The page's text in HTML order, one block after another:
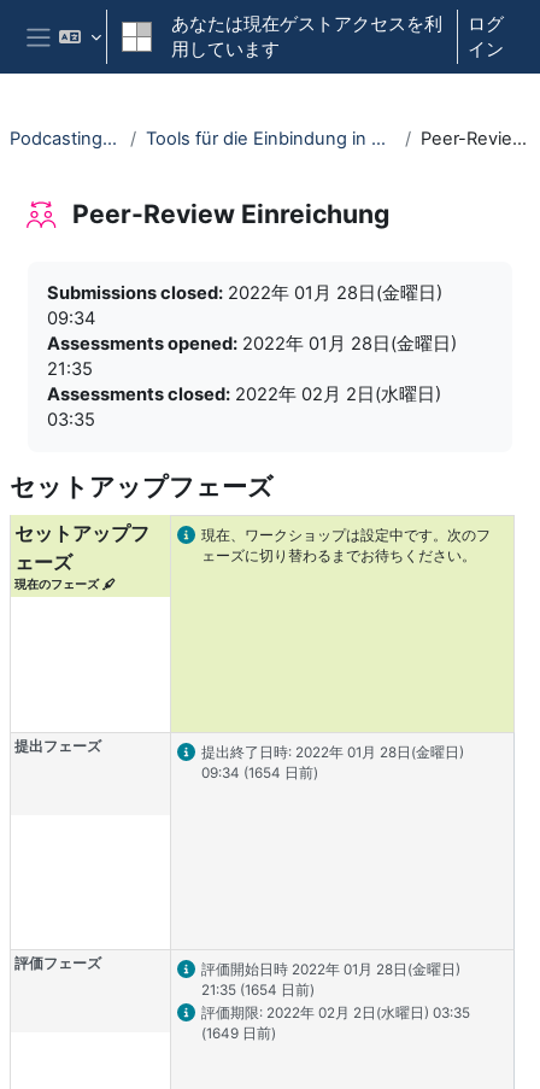
メインコンテンツへスキップする
サイドパネル
あなたは現在ゲストアクセスを利
用しています
ログ
イン
Podcasting in der Lehre Tools für die Einbindung in die digitale oder Hybridlehre Peer-Review Einreichung
Peer-Review Einreichung
Submissions closed: 2022年 01月 28日(金曜日)
09:34
Assessments opened: 2022年 01月 28日(金曜日)
21:35
Assessments closed: 2022年 02月 2日(水曜日)
03:35
セットアップフェーズ
5 フェーズのワークショップタイムライン
現在のタスクをスキップする
セットアップフ
ェーズ
現在のフェーズ
タスク情報
現在、ワークショップは設定中です。次のフ
ェーズに切り替わるまでお待ちください。
提出フェーズ タスク情報
提出終了日時: 2022年 01月 28日(金曜日)
09:34 (1654 日前)
評価フェーズ タスク情報
評価開始日時 2022年 01月 28日(金曜日)
21:35 (1654 日前)
タスク情報
評価期限: 2022年 02月 2日(水曜日) 03:35
(1649 日前)